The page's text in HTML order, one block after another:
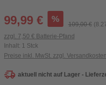
Verkaufspreis:
99,99 € % Regulärer
109,00 €
zzgl. 7,50 € Batterie-Pfand
Inhalt: 1 Stck
Preise inkl. MwSt. zzgl. Versandkosten
aktuell nicht auf Lager -